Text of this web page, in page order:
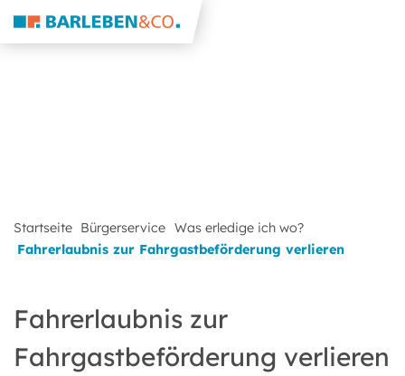
Startseite Bürgerservice Was erledige ich wo?
Fahrerlaubnis zur Fahrgastbeförderung verlieren
Fahrerlaubnis zur
Fahrgastbeförderung verlieren